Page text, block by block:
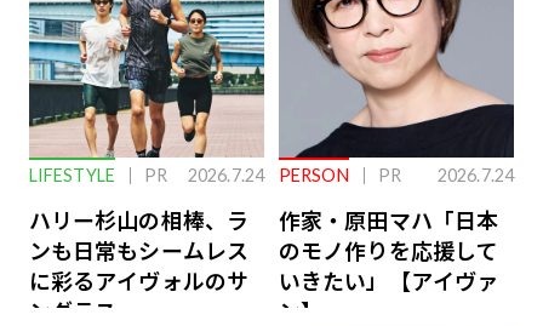
LIFESTYLE PR 2026.7.24
ハリー杉山の相棒、ラ
ンも日常もシームレス
に彩るアイヴォルのサ
ングラス
PERSON PR 2026.7.24
作家・原田マハ「日本
のモノ作りを応援して
いきたい」【アイヴァ
ン】